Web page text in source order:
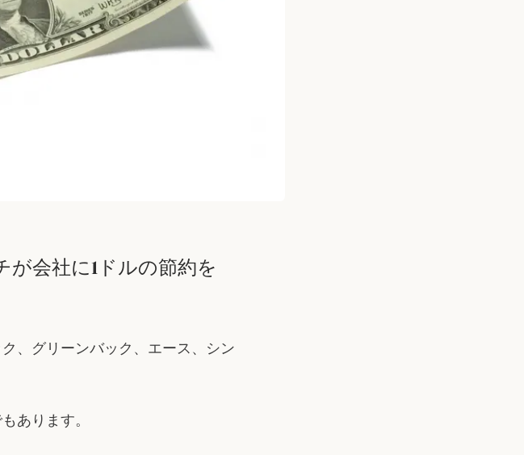
が会社に1ドルの節約を
、グリーンバック、エース、シン
あります。